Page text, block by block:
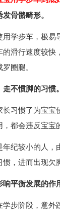
发骨骼畸形。
用学步车，极易
的滑行速度较快
圈腿。
走不惯脚的习惯。
长习惯了为宝宝
，都会违反宝宝
年纪较小的人，
，进而出现欠
响平衡发展的作
学步阶段，意外